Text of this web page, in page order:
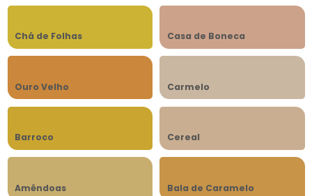
Chá de Folhas Casa de Boneca
Ouro Velho Carmelo
Barroco Cereal
Amêndoas Bala de Caramelo